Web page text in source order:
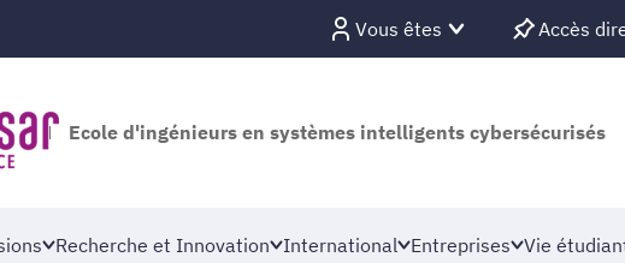
Vous êtes Accès
Ecole d'ingénieurs en systèmes intelligents cybersécurisés
Recherche et Innovation International Entreprises Vie